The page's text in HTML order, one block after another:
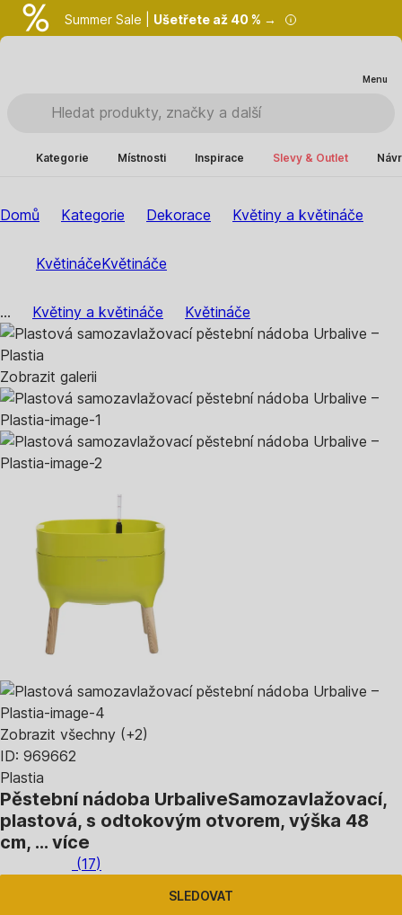
Summer Sale | Ušetřete až 40 % →
Menu
Kategorie Místnosti Inspirace Slevy & Outlet
Domů Kategorie Dekorace Květiny a květináče
KvětináčeKvětináče
... Květiny a květináče Květináče
Zobrazit galerii
Zobrazit všechny (+2)
ID: 969662
Plastia
Pěstební nádoba UrbaliveSamozavlažovací,
plastová, s odtokovým otvorem, výška 48
cm, … více
(17)
SLEDOVAT